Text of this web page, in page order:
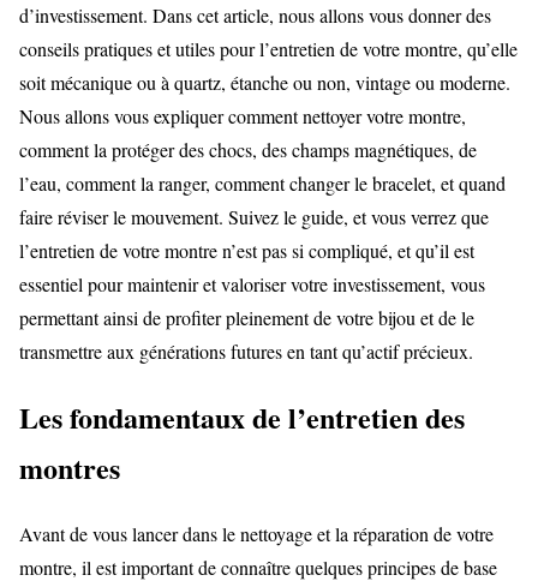
d’investissement. Dans cet article, nous allons vous donner des
conseils pratiques et utiles pour l’entretien de votre montre, qu’elle
soit mécanique ou à quartz, étanche ou non, vintage ou moderne.
Nous allons vous expliquer comment nettoyer votre montre,
comment la protéger des chocs, des champs magnétiques, de
l’eau, comment la ranger, comment changer le bracelet, et quand
faire réviser le mouvement. Suivez le guide, et vous verrez que
l’entretien de votre montre n’est pas si compliqué, et qu’il est
essentiel pour maintenir et valoriser votre investissement, vous
permettant ainsi de profiter pleinement de votre bijou et de le
transmettre aux générations futures en tant qu’actif précieux.
Les fondamentaux de l’entretien des
montres
Avant de vous lancer dans le nettoyage et la réparation de votre
montre, il est important de connaître quelques principes de base